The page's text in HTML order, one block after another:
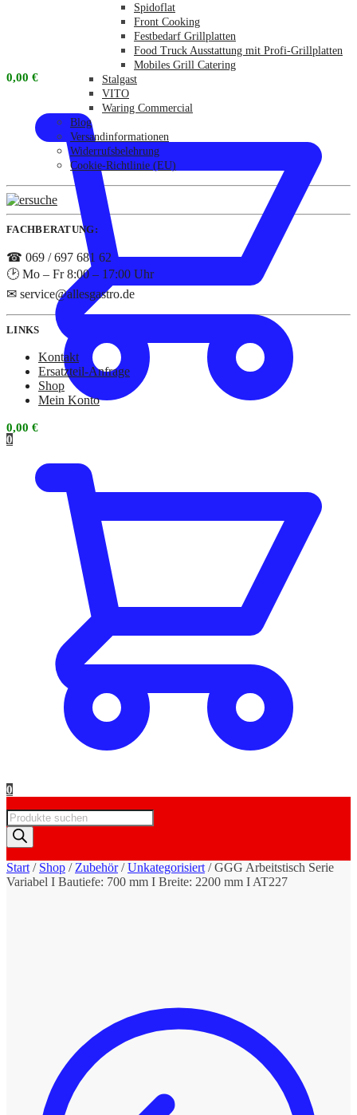
0,00 €
0
Spidoflat
Front Cooking
Festbedarf Grillplatten
Food Truck Ausstattung mit Profi-Grillplatten
Mobiles Grill Catering
Stalgast
VITO
Waring Commercial
Blog
Versandinformationen
Widerrufsbelehrung
Cookie-Richtlinie (EU)
FACHBERATUNG:
☎ 069 / 697 681 62
🕑 Mo – Fr 8:00 – 17:00 Uhr
✉ service@allesgastro.de
LINKS
Kontakt
Ersatzteil-Anfrage
Shop
Mein Konto
0,00 €
0
Products
search
Start / Shop / Zubehör/Unkategorisiert /GGG Arbeitstisch Serie
Variabel I Bautiefe: 700 mm I Breite: 2200 mm I AT227